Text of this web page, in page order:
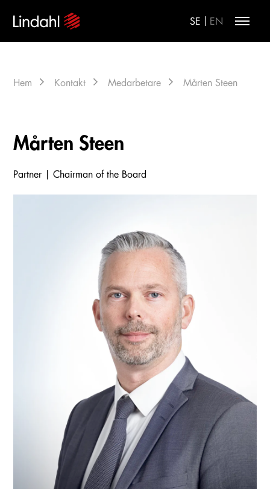
SE EN
Hem Kontakt Medarbetare Mårten Steen
Mårten Steen
Partner | Chairman of the Board